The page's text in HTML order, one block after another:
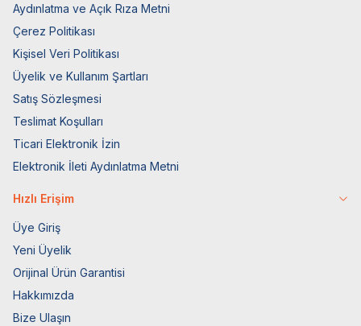
Aydınlatma ve Açık Rıza Metni
Çerez Politikası
Kişisel Veri Politikası
Üyelik ve Kullanım Şartları
Satış Sözleşmesi
Teslimat Koşulları
Ticari Elektronik İzin
Elektronik İleti Aydınlatma Metni
Hızlı Erişim
Üye Giriş
Yeni Üyelik
Orijinal Ürün Garantisi
Hakkımızda
Bize Ulaşın